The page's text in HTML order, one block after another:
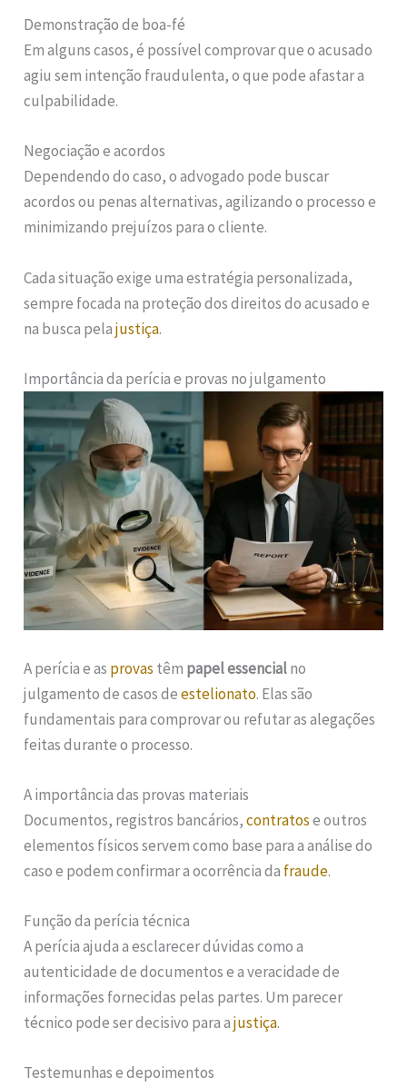
Demonstração de boa-fé
Em alguns casos, é possível comprovar que o acusado
agiu sem intenção fraudulenta, o que pode afastar a
culpabilidade.
Negociação e acordos
Dependendo do caso, o advogado pode buscar
acordos ou penas alternativas, agilizando o processo e
minimizando prejuízos para o cliente.
Cada situação exige uma estratégia personalizada,
sempre focada na proteção dos direitos do acusado e
na busca pelajustiça.
Importância da perícia e provas no julgamento
A perícia e as provas têm papel essencialno
julgamento de casos deestelionato. Elas são
fundamentais para comprovar ou refutar as alegações
feitas durante o processo.
A importância das provas materiais
Documentos, registros bancários,contratose outros
elementos físicos servem como base para a análise do
caso e podem confirmar a ocorrência da fraude.
Função da perícia técnica
A perícia ajuda a esclarecer dúvidas como a
autenticidade de documentos e a veracidade de
informações fornecidas pelas partes. Um parecer
técnico pode ser decisivo para ajustiça.
Testemunhas e depoimentos